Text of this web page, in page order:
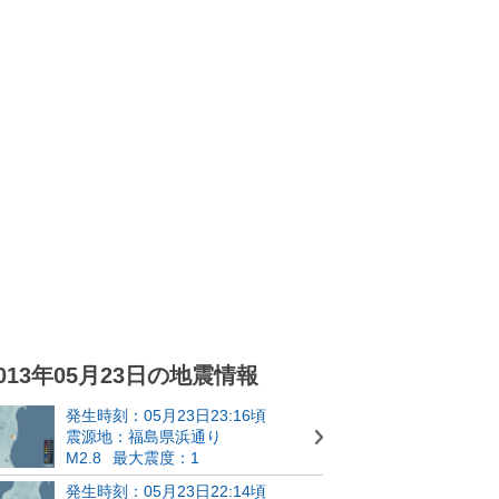
年05月23日の地震情報
発生時刻：05月23日23:16頃
震源地：福島県浜通り
M2.8
最大震度：1
発生時刻：05月23日22:14頃